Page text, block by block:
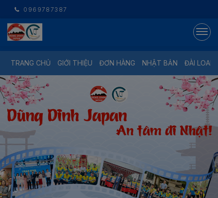
0969787387
TRANG CHỦ GIỚI THIỆU ĐƠN HÀNG NHẬT BẢN ĐÀI LOAN